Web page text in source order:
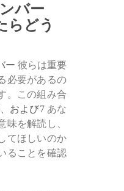
バー
らどう
ー 彼らは重要
必要があるの
。この組み合
および7あな
味を解読し、
てほしいのか
ることを確認